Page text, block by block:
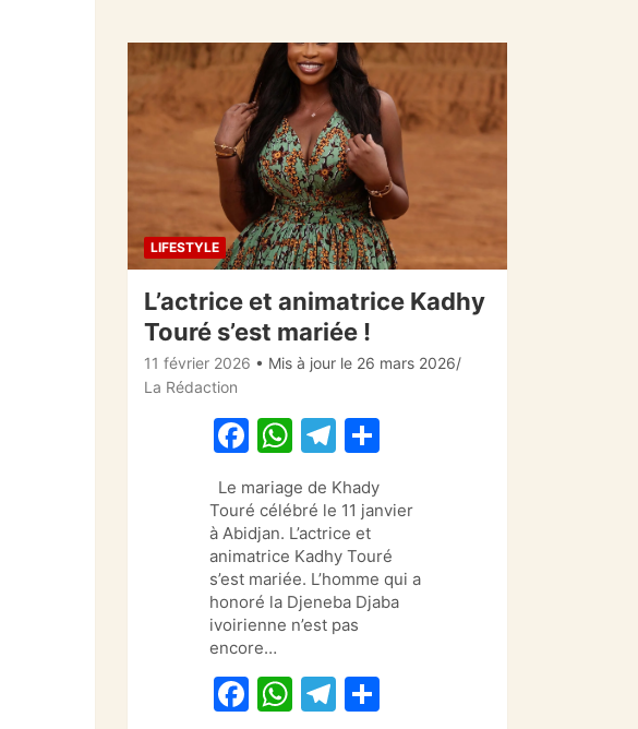
LIFESTYLE
L’actrice et animatrice Kadhy
Touré s’est mariée !
11 février 2026 • Mis à jour le 26 mars 2026
La Rédaction
F
c
e
b
o
o
k
W
at
s
A
p
p
T
el
e
gr
a
m
ta
g
er
Le mariage de Khady
Touré célébré le 11 janvier
à Abidjan. L’actrice et
animatrice Kadhy Touré
s’est mariée. L’homme qui a
honoré la Djeneba Djaba
ivoirienne n’est pas
encore…
F
W T